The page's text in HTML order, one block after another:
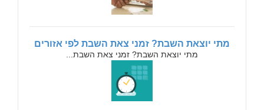
מתי יוצאת השבת? זמני צאת השבת לפי אזורים
מתי יוצאת השבת? זמני צאת השבת...